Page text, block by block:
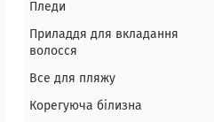
Пледи
Приладдя для вкладання
волосся
Все для пляжу
Корегуюча білизна